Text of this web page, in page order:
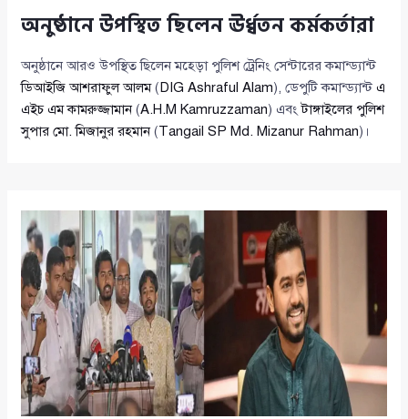
অনুষ্ঠানে উপস্থিত ছিলেন ঊর্ধ্বতন কর্মকর্তারা
অনুষ্ঠানে আরও উপস্থিত ছিলেন মহেড়া পুলিশ ট্রেনিং সেন্টারের কমান্ড্যান্ট
ডিআইজি আশরাফুল আলম( DIG Ashraful Alam), ডেপুটি কমান্ড্যান্টএ
এইচ এম কামরুজ্জামান(A.H.M Kamruzzaman) এবংটাঙ্গাইলের পুলিশ
সুপার মো. মিজানুর রহমান(Tangail SP Md. Mizanur Rahman)।